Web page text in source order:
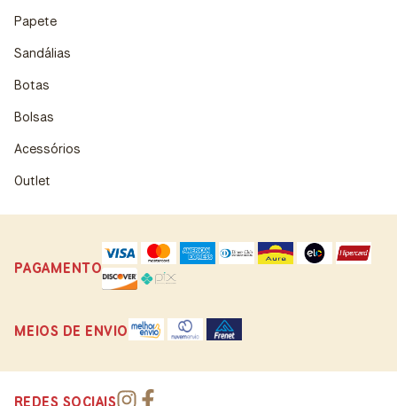
Papete
Sandálias
Botas
Bolsas
Acessórios
Outlet
PAGAMENTO
MEIOS DE ENVIO
REDES SOCIAIS